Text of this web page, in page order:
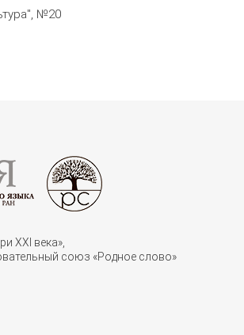
№20
XXI векa»,
союз «Родное слово»